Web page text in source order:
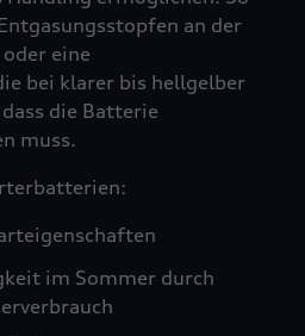
an der
eine
bei klarer bis hellgelber
die Batterie
muss.
im Sommer durch